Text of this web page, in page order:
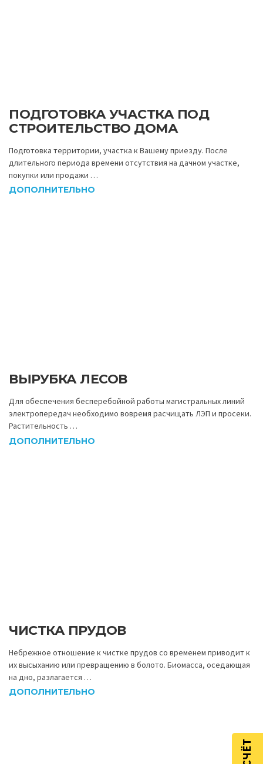
СТРОИТЕЛЬСТВО ДОМА
Подготовка территории, участка к Вашему приезду. После
длительного периода времени отсутствия на дачном участке,
покупки или продажи …
ДОПОЛНИТЕЛЬНО
Для обеспечения бесперебойной работы магистральных линий
электропередач необходимо вовремя расчищать ЛЭП и просеки.
Растительность …
ДОПОЛНИТЕЛЬНО
Небрежное отношение к чистке прудов со временем приводит к
их высыханию или превращению в болото. Биомасса, оседающая
на дно, разлагается …
ДОПОЛНИТЕЛЬНО